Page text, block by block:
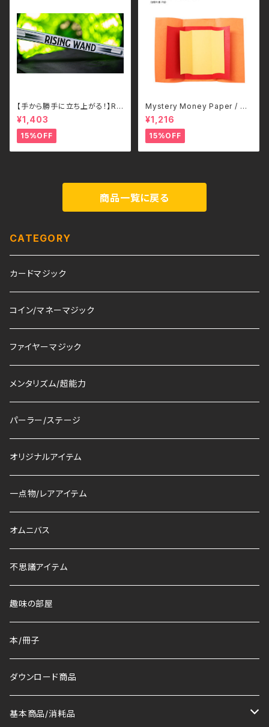
【手から勝手に立ち上がる！】Ris
ing Wand – Murphy’s Magic
¥1,403
15%OFF
Mystery Money Paper / ミ
ステリー・マネー・ペーパー
¥1,216
15%OFF
商品一覧に戻る
CATEGORY
カードマジック
コイン/マネーマジック
ファイヤーマジック
メンタリズム/超能力
パーラー/ステージ
オリジナルアイテム
一点物/レアアイテム
オムニバス
不思議アイテム
趣味の部屋
本/冊子
ダウンロード商品
基本商品/消耗品